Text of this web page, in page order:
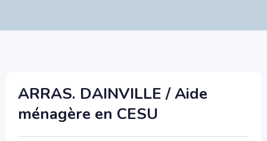
ARRAS. DAINVILLE / Aide
ménagère en CESU